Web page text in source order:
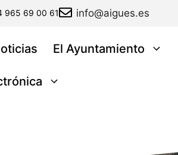
965 69 00 61 info@aigues.es
El Ayuntamiento